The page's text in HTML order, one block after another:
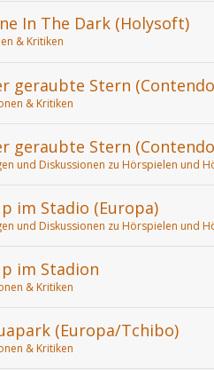
In The Dark (Holysoft)
& Kritiken
geraubte Stern
& Kritiken
geraubte Stern
und Diskussionen zu Hörspielen und
im Stadio (Europa)
und Diskussionen zu Hörspielen und
im Stadion
& Kritiken
(Europa/Tchibo)
& Kritiken